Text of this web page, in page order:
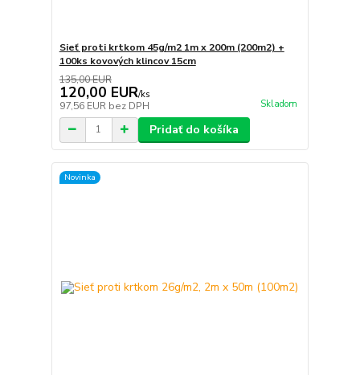
Sieť proti krtkom 45g/m2 1m x 200m (200m2) +
100ks kovových klincov 15cm
135,00 EUR
120,00 EUR/ks
97,56 EUR bez DPH Skladom
Pridať do košíka
Novinka